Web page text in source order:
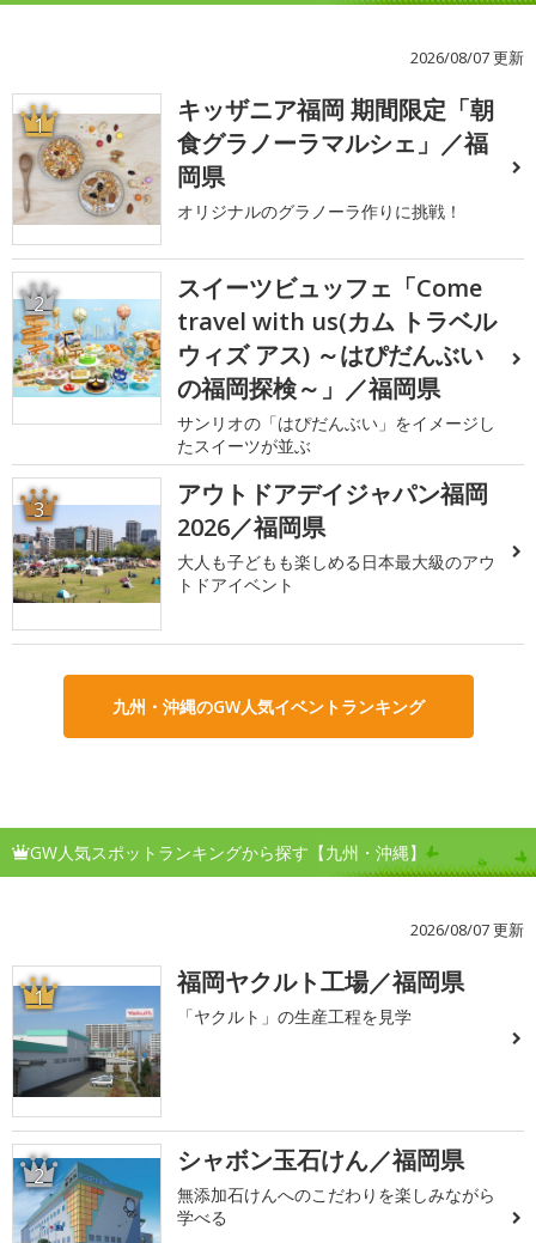
2026/08/07 更新
1
キッザニア福岡 期間限定「朝
食グラノーラマルシェ」／福
岡県
オリジナルのグラノーラ作りに挑戦！
2
スイーツビュッフェ「Come
travel with us(カム トラベル
ウィズ アス) ～はぴだんぶい
の福岡探検～」／福岡県
サンリオの「はぴだんぶい」をイメージし
たスイーツが並ぶ
3
アウトドアデイジャパン福岡
2026／福岡県
大人も子どもも楽しめる日本最大級のアウ
トドアイベント
九州・沖縄のGW人気イベントランキング
GW人気スポットランキングから探す【九州・沖縄】
2026/08/07 更新
1 福岡ヤクルト工場／福岡県
「ヤクルト」の生産工程を見学
2 シャボン玉石けん／福岡県
無添加石けんへのこだわりを楽しみながら
学べる